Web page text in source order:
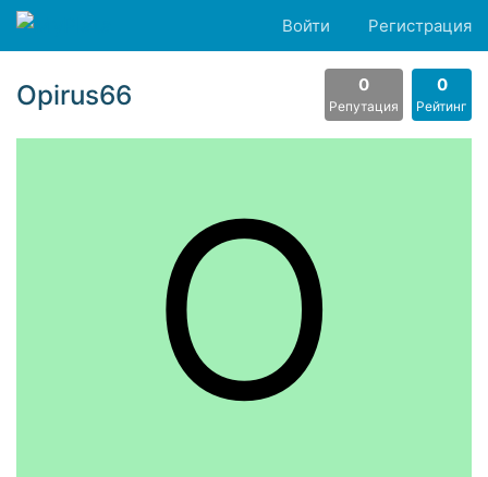
Войти Регистрация
Opirus66 0
Репутация
0
Рейтинг
O